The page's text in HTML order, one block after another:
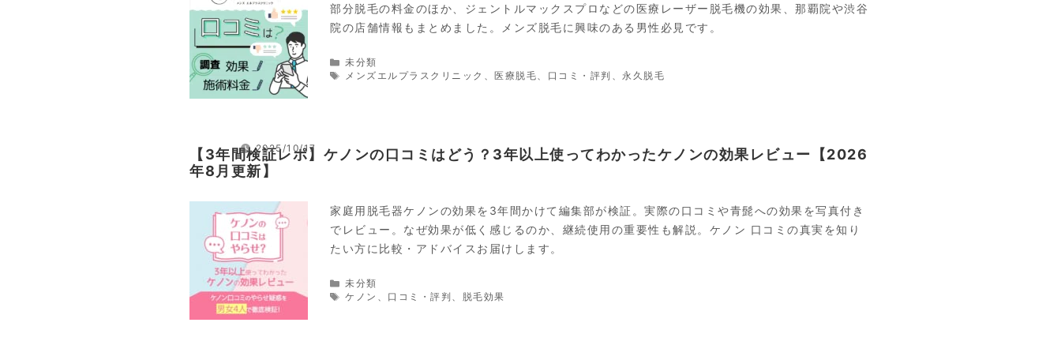
部分脱毛の料金のほか、ジェントルマックスプロなどの医療レーザー脱毛機の効果、那覇院や渋谷
院の店舗情報もまとめました。メンズ脱毛に興味のある男性必見です。
カ
テ
未分類
タ
メンズエルプラスクリニック 、医療脱毛、 口コミ・評判 、 永久脱毛
【3年間検証レポ】ケノンの口コミはどう？3年以上使ってわかったケノンの効果レビュー【2026
年8月更新】
2025/10/17
家庭用脱毛器ケノンの効果を3年間かけて編集部が検証。実際の口コミや青髭への効果を写真付き
でレビュー。なぜ効果が低く感じるのか、継続使用の重要性も解説。ケノン 口コミの真実を知り
たい方に比較・アドバイスお届けします。
カ
テ
未分類
タ
ケノン 、 口コミ・評判 、 脱毛効果